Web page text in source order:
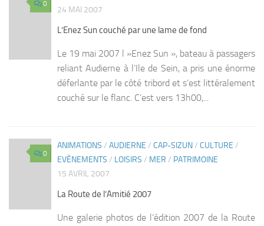
0
24 MAI 2007
L’Enez Sun couché par une lame de fond
Le 19 mai 2007 l »Enez Sun », bateau à passagers
reliant Audierne à l’Ile de Sein, a pris une énorme
déferlante par le côté tribord et s’est littéralement
couché sur le flanc. C’est vers 13h00,...
0
ANIMATIONS / AUDIERNE / CAP-SIZUN/ CULTURE /
EVÈNEMENTS / LOISIRS / MER / PATRIMOINE
15 AVRIL 2007
La Route de l’Amitié 2007
Une galerie photos de l’édition 2007 de la Route